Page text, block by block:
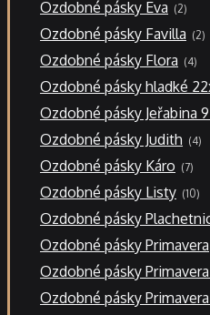
Ozdobné pásky Eva 2
Ozdobné pásky Favilla 22
Ozdobné pásky Flora 44
Ozdobné pásky hladké
Ozdobné pásky Jeřabina
Ozdobné pásky Judith 44
Ozdobné pásky Káro 77
Ozdobné pásky Listy 1010
Ozdobné pásky
Ozdobné pásky Primavera
Ozdobné pásky
Ozdobné pásky